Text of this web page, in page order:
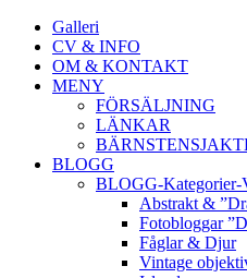
Galleri
CV & INFO
OM & KONTAKT
MENY
FÖRSÄLJNING
LÄNKAR
BLOGG
BLOGG-Kategorier-
Abstrakt &
Fotobloggar
Fåglar & Djur
Vintage